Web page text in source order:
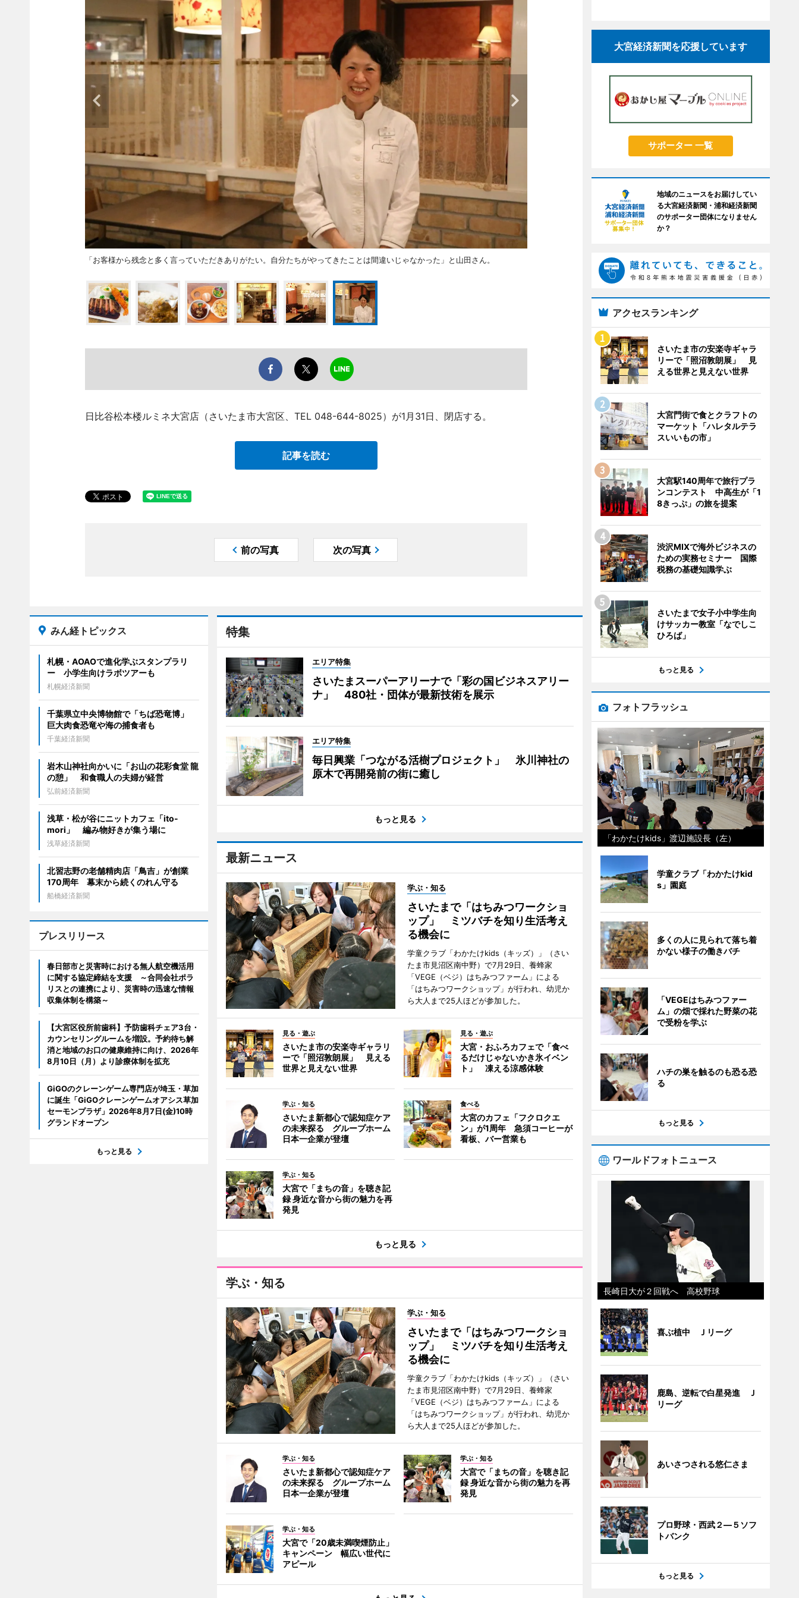
「お客様から残念と多く言っていただきありがたい。自分たちがやってきたことは間違いじゃなかった」と山田さん。
日比谷松本楼ルミネ大宮店（さいたま市大宮区、TEL 048-644-8025）が1月31日、閉店する。
記事を読む
前の写真 次の写真
特集
エリア特集
さいたまスーパーアリーナで「彩の国ビジネスアリー
ナ」 480社・団体が最新技術を展示
エリア特集
毎日興業「つながる活樹プロジェクト」 氷川神社の
原木で再開発前の街に癒し
もっと見る
最新ニュース
学ぶ・知る
さいたまで「はちみつワークショ
ップ」 ミツバチを知り生活考え
る機会に
学童クラブ「わかたけkids（キッズ）」（さい
たま市見沼区南中野）で7月29日、養蜂家
「VEGE（ベジ）はちみつファーム」による
「はちみつワークショップ」が行われ、幼児か
ら大人まで25人ほどが参加した。
見る・遊ぶ
さいたま市の安楽寺ギャラリ
ーで「照沼敦朗展」 見える
世界と見えない世界
見る・遊ぶ
大宮・おふろカフェで「食べ
るだけじゃないかき氷イベン
ト」 凍える涼感体験
学ぶ・知る
さいたま新都心で認知症ケア
の未来探る グループホーム
日本一企業が登壇
食べる
大宮のカフェ「フクロクエ
ン」が1周年 急須コーヒーが
看板、バー営業も
学ぶ・知る
大宮で「まちの音」を聴き記
録 身近な音から街の魅力を再
発見
もっと見る
学ぶ・知る
学ぶ・知る
さいたまで「はちみつワークショ
ップ」 ミツバチを知り生活考え
る機会に
学童クラブ「わかたけkids（キッズ）」（さい
たま市見沼区南中野）で7月29日、養蜂家
「VEGE（ベジ）はちみつファーム」による
「はちみつワークショップ」が行われ、幼児か
ら大人まで25人ほどが参加した。
学ぶ・知る
さいたま新都心で認知症ケア
の未来探る グループホーム
日本一企業が登壇
学ぶ・知る
大宮で「まちの音」を聴き記
録 身近な音から街の魅力を再
発見
学ぶ・知る
大宮で「20歳未満喫煙防止」
キャンペーン 幅広い世代に
アピール
みん経トピックス
札幌・AOAOで進化学ぶスタンプラリ
ー 小学生向けラボツアーも
札幌経済新聞
千葉県立中央博物館で「ちば恐竜博」
巨大肉食恐竜や海の捕食者も
千葉経済新聞
岩木山神社向かいに「お山の花彩食堂 龍
の憩」 和食職人の夫婦が経営
弘前経済新聞
浅草・松が谷にニットカフェ「ito-
mori」 編み物好きが集う場に
浅草経済新聞
北習志野の老舗精肉店「鳥吉」が創業
170周年 幕末から続くのれん守る
船橋経済新聞
プレスリリース
春日部市と災害時における無人航空機活用
に関する協定締結を支援 ～合同会社ポラ
リスとの連携により、災害時の迅速な情報
収集体制を構築～
【大宮区役所前歯科】予防歯科チェア3台・
カウンセリングルームを増設。予約待ち解
消と地域のお口の健康維持に向け、2026年
8月10日（月）より診療体制を拡充
GiGOのクレーンゲーム専門店が埼玉・草加
に誕生「GiGOクレーンゲームオアシス草加
セーモンプラザ」2026年8月7日(金)10時
グランドオープン
もっと見る
大宮経済新聞を応援しています
サポーター 一覧
地域のニュースをお届けしてい
る大宮経済新聞・浦和経済新聞
のサポーター団体になりません
か？
アクセスランキング
さいたま市の安楽寺ギャラ
リーで「照沼敦朗展」 見
える世界と見えない世界
大宮門街で食とクラフトの
マーケット「ハレタルテラ
スいいもの市」
大宮駅140周年で旅行プラ
ンコンテスト 中高生が「1
8きっぷ」の旅を提案
渋沢MIXで海外ビジネスの
ための実務セミナー 国際
税務の基礎知識学ぶ
さいたまで女子小中学生向
けサッカー教室「なでしこ
ひろば」
もっと見る
フォトフラッシュ
「わかたけkids」渡辺施設長（左）
学童クラブ「わかたけkid
s」園庭
多くの人に見られて落ち着
かない様子の働きバチ
「VEGEはちみつファー
ム」の畑で採れた野菜の花
で受粉を学ぶ
ハチの巣を触るのも恐る恐
る
もっと見る
ワールドフォトニュース
長崎日大が２回戦へ 高校野球
喜ぶ植中 Ｊリーグ
鹿島、逆転で白星発進 Ｊ
リーグ
あいさつされる悠仁さま
プロ野球・西武２―５ソフ
トバンク
もっと見る